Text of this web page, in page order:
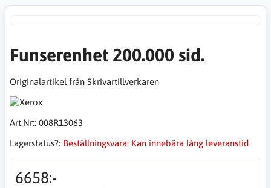
Funserenhet 200.000 sid.
Originalartikel från Skrivartillverkaren
Art.Nr:: 008R13063
Lagerstatus?: Beställningsvara: Kan innebära lång leveranstid
6658:-